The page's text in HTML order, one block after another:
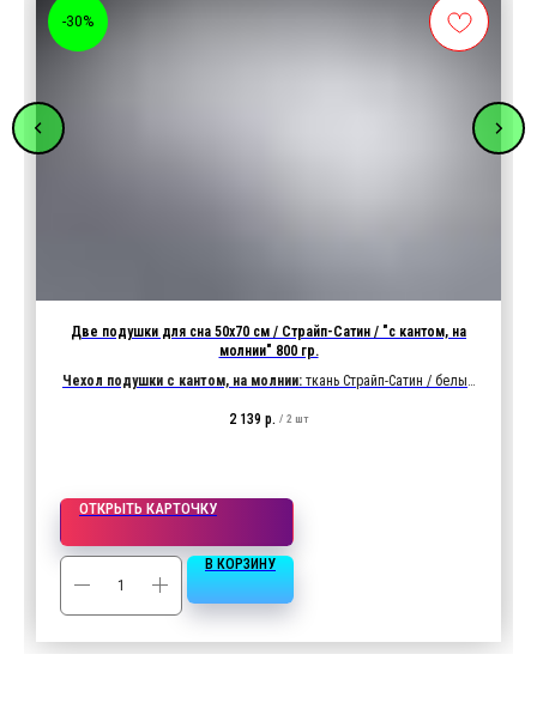
-30%
Две подушки для сна 50х70 см / Страйп-Сатин / "с кантом, на
молнии" 800 гр.
Чехол подушки с кантом, на молнии: ткань Страйп-Сатин / белый
Характеристики ткани:135 гр/м2, 100% хлопок
2 139 р. / 2 шт
ОТКРЫТЬ КАРТОЧКУ
В КОРЗИНУ